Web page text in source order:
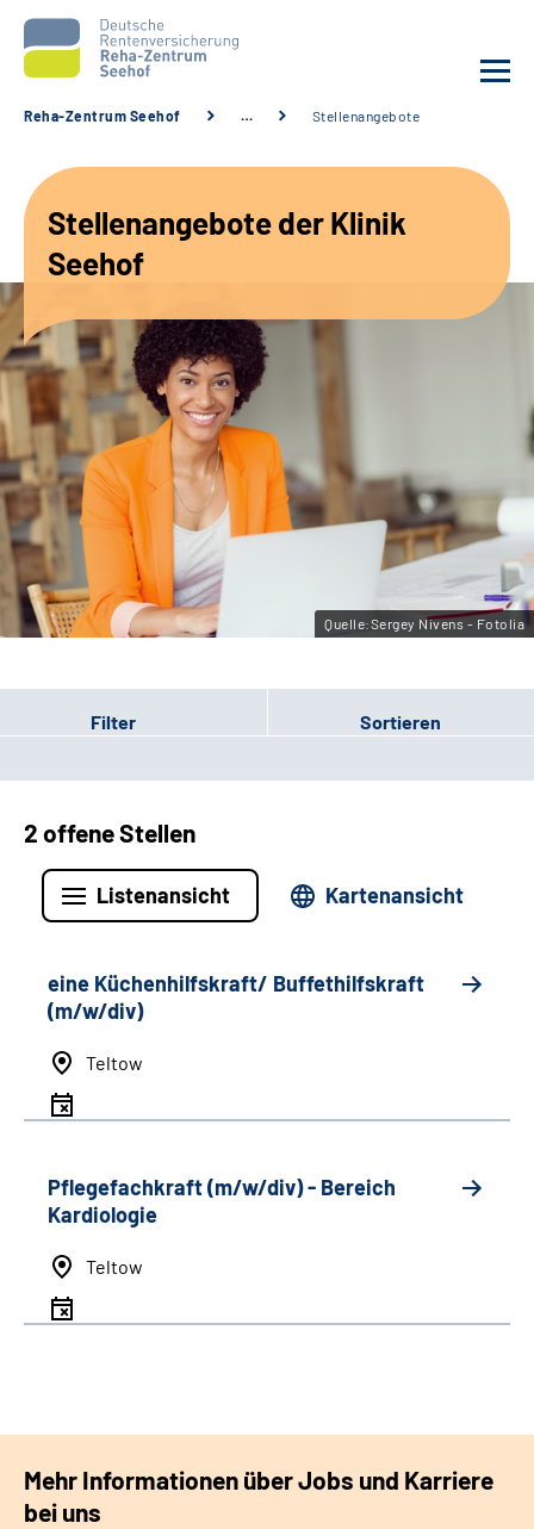
Unsere Angebote
Karriere
Sozialdienste & Zuweisende
Suche
Leichte Sprache
Gebärdensprache
Reha-Zentrum Seehof … Stellenangebote
Stellenangebote der Klinik
Seehof
Quelle:Sergey Nivens - Fotolia
Filter Sortieren
2 offene Stellen
Listenansicht Kartenansicht
eine Küchenhilfskraft/ Buffethilfskraft
(m/w/div)
Teltow
Pflegefachkraft (m/w/div) - Bereich
Kardiologie
Teltow
Mehr Informationen über Jobs und Karriere
bei uns